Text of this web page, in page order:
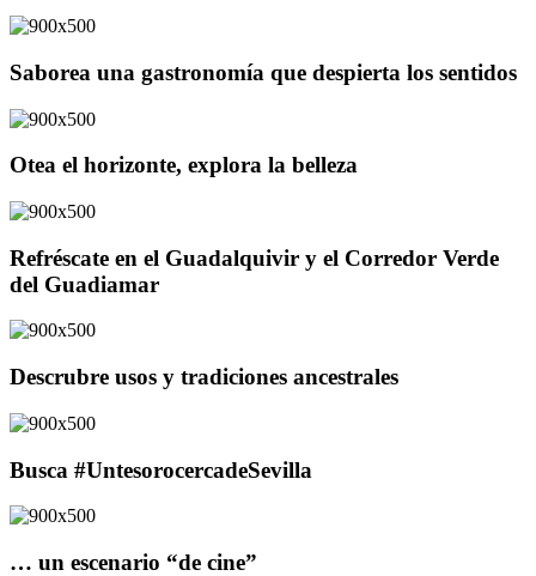
Saborea una gastronomía que despierta los sentidos
Otea el horizonte, explora la belleza
Refréscate en el Guadalquivir y el Corredor Verde
del Guadiamar
Descrubre usos y tradiciones ancestrales
Busca #UntesorocercadeSevilla
… un escenario “de cine”